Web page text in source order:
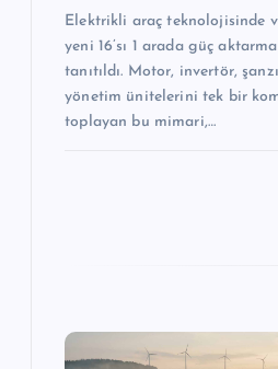
Elektrikli araç teknolojisinde
yeni 16’sı 1 arada güç
tanıtıldı. Motor, invertör,
yönetim ünitelerini tek bir
toplayan bu mimari,…